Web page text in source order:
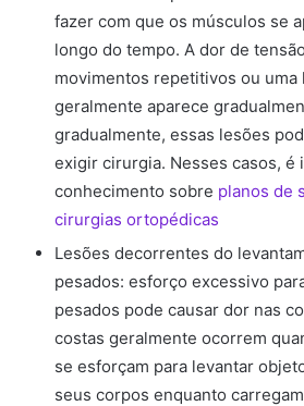
fazer com que os músculos se
longo do tempo. A dor de
movimentos repetitivos ou uma
geralmente aparece
gradualmente, essas lesões
exigir cirurgia. Nesses casos, é
conhecimento sobre planos de
cirurgias ortopédicas
Lesões decorrentes do
pesados: esforço excessivo
pesados pode causar dor nas
costas geralmente ocorrem
se esforçam para levantar
seus corpos enquanto